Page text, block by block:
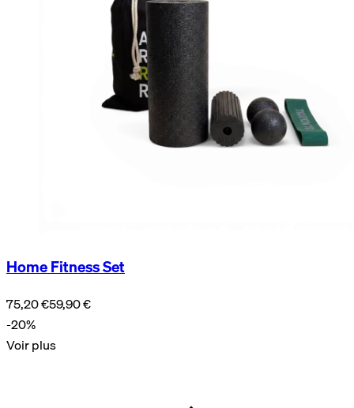
Home Fitness Set
75,20 €59,90 €
-20%
Voir plus